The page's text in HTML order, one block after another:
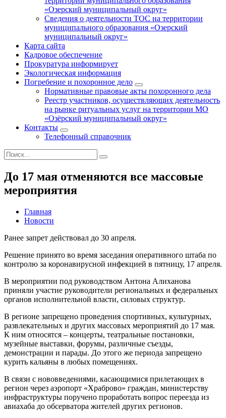
«Озерский муниципальный округ»
Сведения о деятельности ТОС на территории
муниципального образования «Озерский
муниципальный округ»
Карта сайта
Кадровое обеспечение
Прокуратура информирует
Экологическая информация
Погребение и похоронное дело
Нормативные правовые акты похоронного дела
Реестр участников, осуществляющих деятельность
на рынке ритуальных услуг на территории МО
«Озёрский муниципальный округ»
Контакты
Телефонный справочник
До 17 мая отменяются все массовые
мероприятия
Главная
Новости
Ранее запрет действовал до 30 апреля.
Решение принято во время заседания оперативного штаба по
контролю за коронавирусной инфекцией в пятницу, 17 апреля.
В мероприятии под руководством Антона Алиханова
приняли участие руководители региональных и федеральных
органов исполнительной власти, силовых структур.
В регионе запрещено проведения спортивных, культурных,
развлекательных и других массовых мероприятий до 17 мая.
К ним относятся – концерты, театральные постановки,
музейные выставки, форумы, различные съезды,
демонстрации и парады. До этого же периода запрещено
курить кальяны в любых помещениях.
В связи с нововведениями, касающимися прилетающих в
регион через аэропорт «Храброво» граждан, министерству
инфраструктуры поручено проработать вопрос переезда из
авиахаба до обсерватора жителей других регионов.